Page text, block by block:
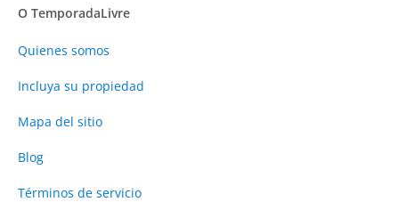
O TemporadaLivre
Quienes somos
Incluya su propiedad
Mapa del sitio
Blog
Términos de servicio